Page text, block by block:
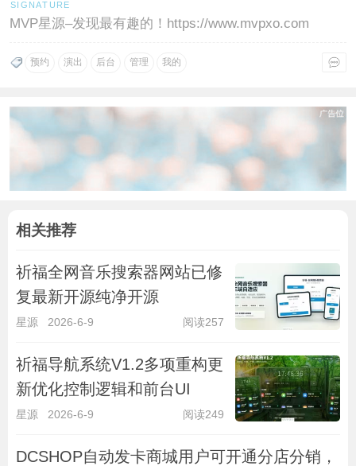
MVP星源–发现最有趣的！https://www.mvpxo.com
预约 演出 后台 管理 我的
相关推荐
祈福全网音乐搜索器网站已修
复最新开源纯净开源
星源 2026-6-9 阅读257
祈福导航系统V1.2多项重构更
新优化控制逻辑和前台UI
星源 2026-6-9 阅读249
DCSHOP自动发卡商城用户可开通分店分销，